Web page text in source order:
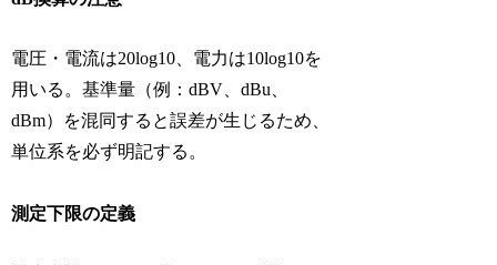
電圧・電流は20log10、電力は10log10を
用いる。基準量（例：dBV、dBu、
dBm）を混同すると誤差が生じるため、
単位系を必ず明記する。
測定下限の定義